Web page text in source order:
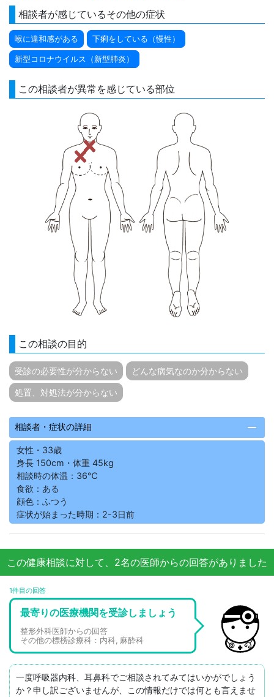
相談者が感じているその他の症状
喉に違和感がある 下痢をしている（慢性）
新型コロナウイルス（新型肺炎）
この相談者が異常を感じている部位
この相談の目的
受診の必要性が分からない どんな病気なのか分からない
処置、対処法が分からない
相談者・症状の詳細 remove
女性・33歳
身長 150cm・体重 45kg
相談時の体温：36℃
食欲：ある
顔色：ふつう
症状が始まった時期：2-3日前
この健康相談に対して、2名の医師からの回答がありました
1件目の回答
最寄りの医療機関を受診しましょう
整形外科医師からの回答
その他の標榜診療科：内科, 麻酔科
一度呼吸器内科、耳鼻科でご相談されてみてはいかがでしょう
か？申し訳ございませんが、この情報だけでは何とも言えませ